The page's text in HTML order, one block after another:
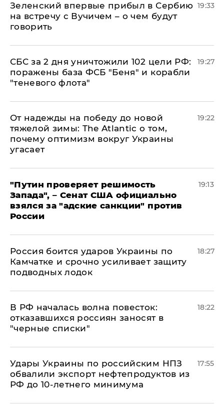
Зеленский впервые прибыл в Сербию
на встречу с Вучичем – о чем будут
говорить
19:33
СБС за 2 дня уничтожили 102 цели РФ:
поражены база ФСБ "Беня" и корабли
"теневого флота"
19:27
От надежды на победу до новой
тяжелой зимы: The Atlantic о том,
почему оптимизм вокруг Украины
угасает
19:22
"Путин проверяет решимость
Запада", – Сенат США официально
взялся за "адские санкции" против
России
19:13
Россия боится ударов Украины по
Камчатке и срочно усиливает защиту
подводных лодок
18:27
​В РФ началась волна повесток:
отказавшихся россиян заносят в
"черные списки"
18:22
Удары Украины по российским НПЗ
обвалили экспорт нефтепродуктов из
РФ до 10-летнего минимума
17:55